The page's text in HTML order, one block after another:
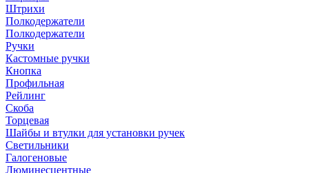
Штрихи
Полкодержатели
Полкодержатели
Ручки
Кастомные ручки
Кнопка
Профильная
Рейлинг
Скоба
Торцевая
Шайбы и втулки для установки ручек
Светильники
Галогеновые
Люминесцентные